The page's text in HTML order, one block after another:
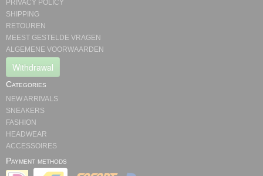
PRIVACY POLICY
SHIPPING
RETOUREN
MEEST GESTELDE VRAGEN
ALGEMENE VOORWAARDEN
Withdrawal
Categories
NEW ARRIVALS
SNEAKERS
FASHION
HEADWEAR
ACCESSOIRES
Payment methods